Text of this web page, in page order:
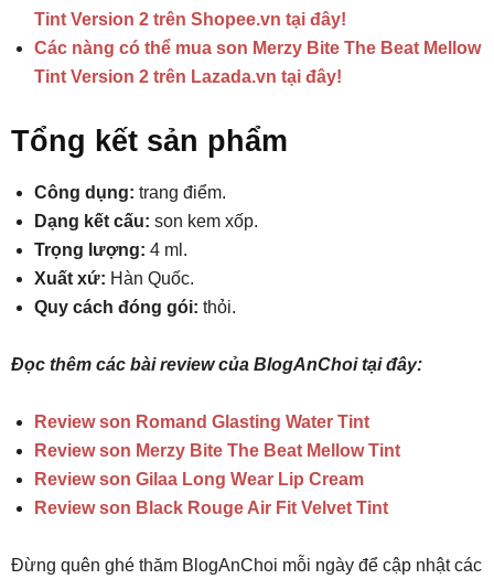
Tint Version 2 trên Shopee.vn tại đây!
Các nàng có thể mua son Merzy Bite The Beat Mellow
Tint Version 2 trên Lazada.vn tại đây!
Tổng kết sản phẩm
Công dụng: trang điểm.
Dạng kết cấu: son kem xốp.
Trọng lượng: 4 ml.
Xuất xứ: Hàn Quốc.
Quy cách đóng gói: thỏi.
Đọc thêm các bài review của BlogAnChoi tại đây:
Review son Romand Glasting Water Tint
Review son Merzy Bite The Beat Mellow Tint
Review son Gilaa Long Wear Lip Cream
Review son Black Rouge Air Fit Velvet Tint
Đừng quên ghé thăm BlogAnChoi mỗi ngày để cập nhật các